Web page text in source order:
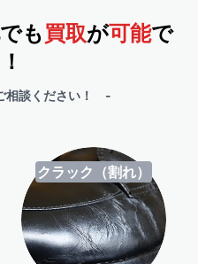
も買取が可能で
相談ください！ -
クラック（割れ）